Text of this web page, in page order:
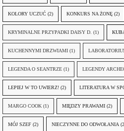
KOLORY UCZUĆ (2) KONKURS NA ŻONĘ (2)
KRYMINALNE PRZYPADKI DAISY D. (1)
KUCHENNYMI DRZWIAMI (1)
LEGENDA O SEANTRZE (1) LEGENDY
LEPIEJ W TO UWIERZ! (2) LITERATURA W
MARGO COOK (1) MIĘDZY PRAWAMI (2)
MÓJ SZEF (2) NIECZYNNE DO ODWOŁANIA